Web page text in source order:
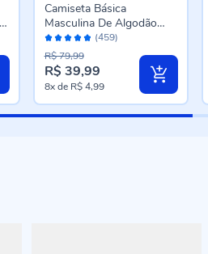
Avaliação:
96%
(459)
Camiseta Básica
Masculina De Algodão
Peruano Marc Alain
Branco
R$ 39,99
R$ 79,99
8xde R$ 4,99